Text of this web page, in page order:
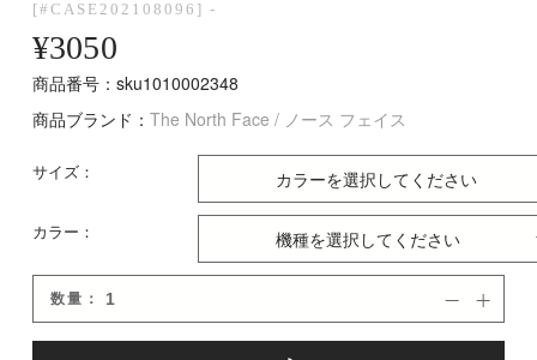
[#CASE202108096] -
¥3050
商品番号：sku1010002348
商品ブランド： The North Face / ノース フェイス
サイズ：
カラー：
数量： 
